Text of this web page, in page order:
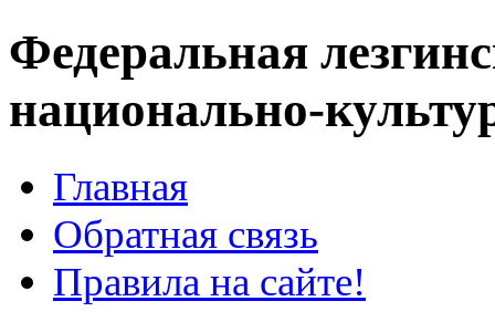
Федеральная
национально-
Главная
Обратная связь
Правила на сайте!